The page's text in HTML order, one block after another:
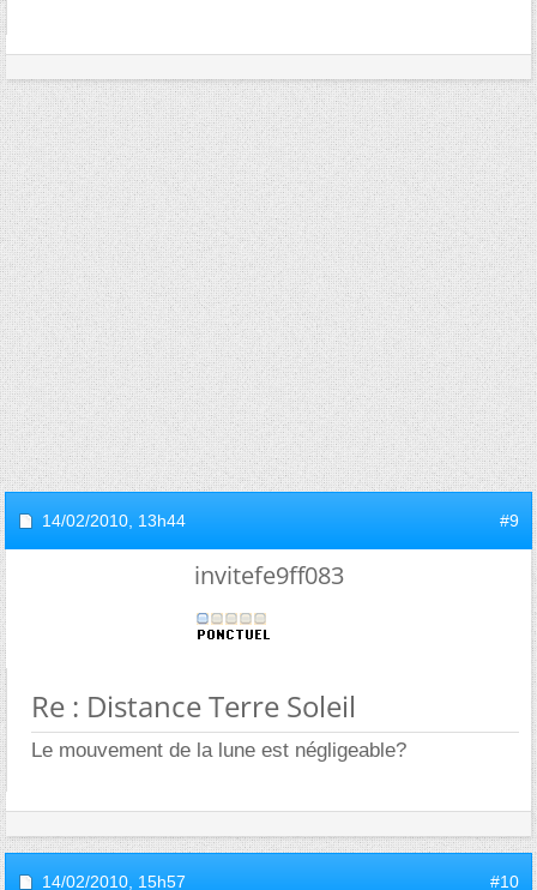
14/02/2010, 13h44 #9
invitefe9ff083
Re : Distance Terre Soleil
Le mouvement de la lune est négligeable?
14/02/2010, 15h57 #10